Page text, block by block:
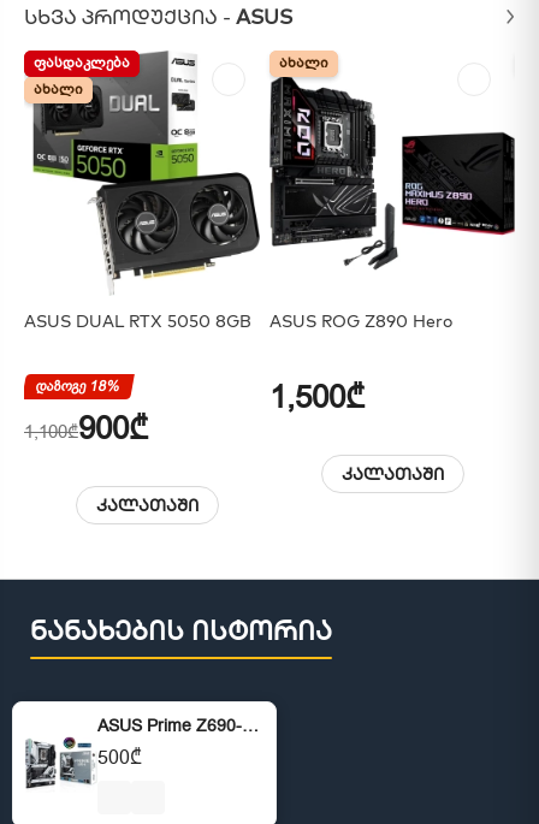
ᲡᲮᲕᲐ ᲞᲠᲝᲓᲣᲥᲪᲘᲐ - ASUS
ᲤᲐᲡᲓᲐᲙᲚᲔᲑᲐ
ᲐᲮᲐᲚᲘ
ᲤᲐᲡᲓᲐᲙᲚᲔᲑᲐ
ᲐᲮᲐᲚᲘ
ASUS DUAL RTX 5050 8GB
დაზოგე 18%
1,100₾900₾
კალათაში
ᲐᲮᲐᲚᲘ
ᲐᲮᲐᲚᲘ
ASUS ROG Z890 Hero
1,500₾
კალათაში
ნანახების ისტორია
ASUS Prime Z690-A DDR5
500₾